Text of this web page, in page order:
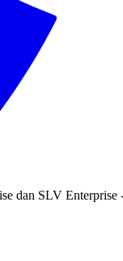
SLV Enterprise